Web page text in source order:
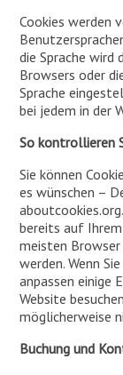
Cookies werden
die Sprache wird
Browsers oder
Sprache
bei jedem in der
So kontrollieren
Sie können
es wünschen –
bereits auf Ihrem
meisten
werden. Wenn
anpassen einige
Website
möglicherweise
Buchung und